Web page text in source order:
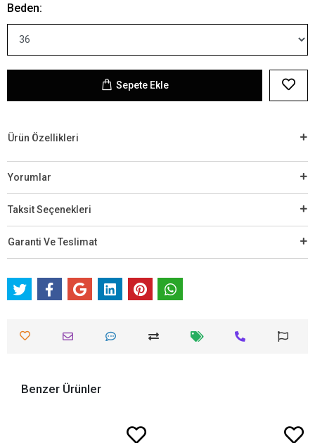
Beden:
Sepete Ekle
Ürün Özellikleri
Yorumlar
Taksit Seçenekleri
Garanti Ve Teslimat
Benzer Ürünler